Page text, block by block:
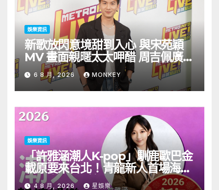
娛樂資訊
新歌放閃意境甜到入心 與宋苑穎
MV 畫面親暱太太呷醋 周吉佩廣州
一日三場熱血 Busking
6 8 月, 2026 MONKEY
娛樂資訊
「許雅涵潮人K-pop」馴鹿歐巴金
載原要來台北！青龍新人首場海外
見面會8/9開搶
4 8 月, 2026 星娛樂